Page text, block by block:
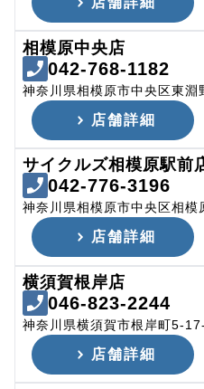
相模原中央店
042-768-1182
神奈川県相模原市中央区東
店舗詳細
サイクルズ相模原駅前
042-776-3196
神奈川県相模原市中央区相
店舗詳細
横須賀根岸店
046-823-2244
神奈川県横須賀市根岸町5-
店舗詳細